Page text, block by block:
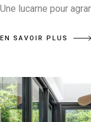
Une lucarne pour
EN SAVOIR PLUS